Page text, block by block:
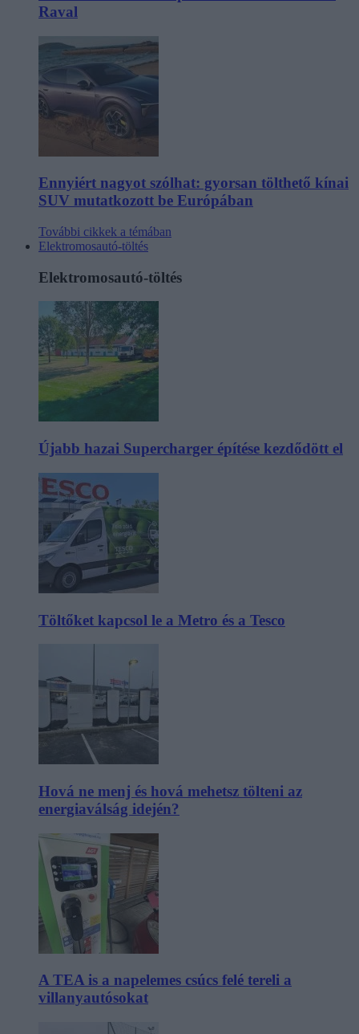
Raval
Ennyiért nagyot szólhat: gyorsan tölthető kínai
SUV mutatkozott be Európában
További cikkek a témában
Elektromosautó-töltés
Elektromosautó-töltés
Újabb hazai Supercharger építése kezdődött el
Töltőket kapcsol le a Metro és a Tesco
Hová ne menj és hová mehetsz tölteni az
energiaválság idején?
A TEA is a napelemes csúcs felé tereli a
villanyautósokat